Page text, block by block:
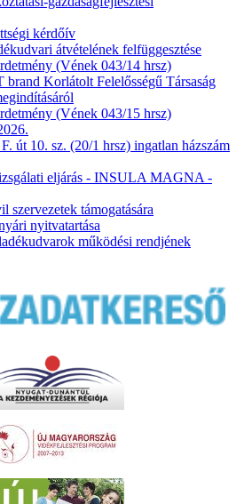
kérdőív
átvételének felfüggesztése
(Vének 043/14 hrsz)
Korlátolt Felelősségű Társaság
(Vének 043/15 hrsz)
út 10. sz. (20/1 hrsz) ingatlan házszám
eljárás - INSULA MAGNA -
szervezetek támogatására
nyitvatartása
működési rendjének